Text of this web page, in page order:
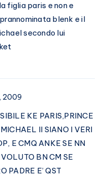
figlia paris e non e
blenk e il
secondo lui
2009
KE PARIS,PRINCE
II SIANO I VERI
E CMQ ANKE SE NN
BN CM SE
PADRE E’ QST